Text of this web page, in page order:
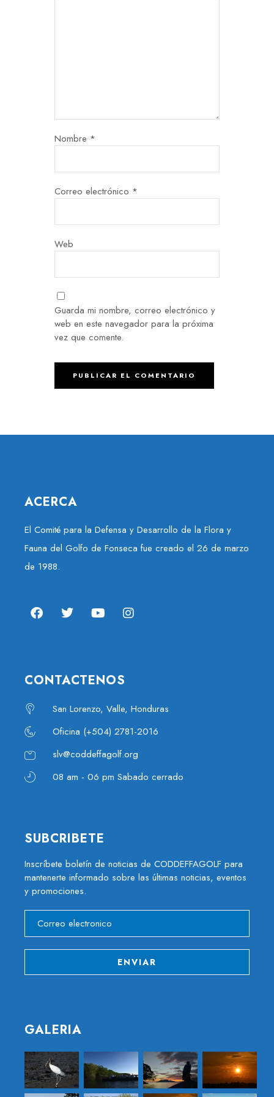
Nombre *
Correo electrónico *
Web
Guarda mi nombre, correo electrónico y
web en este navegador para la próxima
vez que comente.
ACERCA
El Comité para la Defensa y Desarrollo de la Flora y
Fauna del Golfo de Fonseca fue creado el 26 de marzo
de 1988.
CONTACTENOS
San Lorenzo, Valle, Honduras
Oficina (+504) 2781-2016
slv@coddeffagolf.org
08 am - 06 pm Sabado cerrado
SUBCRIBETE
Inscríbete boletín de noticias de CODDEFFAGOLF para
mantenerte informado sobre las últimas noticias, eventos
y promociones.
GALERIA